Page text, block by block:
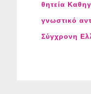
θητεία
γνωστικό
Σύγχρονη